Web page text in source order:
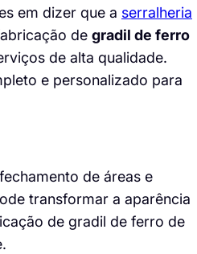
em dizer que a serralheria
de gradil de ferro
de alta qualidade.
e personalizado para
de áreas e
transformar a aparência
de gradil de ferro de